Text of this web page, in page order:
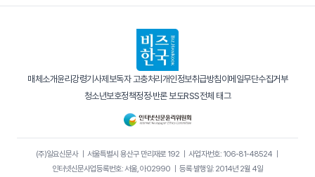
매체소개윤리강령기사제보독자 고충처리개인정보취급방침이메일무단수집거부
청소년보호정책정정·반론 보도RSS전체 태그
(주)일요신문사｜ 서울특별시 용산구 만리재로 192｜ 사업자번호: 106-81-48524｜
인터넷신문사업등록번호: 서울, 아02990 ｜ 등록·발행일: 2014년 2월 4일